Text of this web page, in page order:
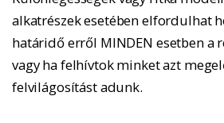
alkatrészek esetében elfordulhat
határidő erről MINDEN esetben a
vagy ha felhívtok minket azt
felvilágosítást adunk.